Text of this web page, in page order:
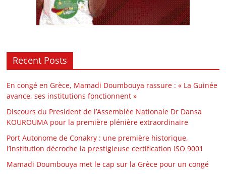
Recent Posts
En congé en Grèce, Mamadi Doumbouya rassure : « La Guinée
avance, ses institutions fonctionnent »
Discours du President de l’Assemblée Nationale Dr Dansa
KOUROUMA pour la première plénière extraordinaire
Port Autonome de Conakry : une première historique,
l’institution décroche la prestigieuse certification ISO 9001
Mamadi Doumbouya met le cap sur la Grèce pour un congé